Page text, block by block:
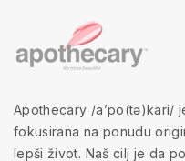
Apothecary /a’po(tə)kari/
fokusirana na ponudu
lepši život. Naš cilj je da